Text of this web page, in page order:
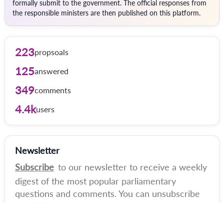
formally submit to the government. The official responses from
the responsible ministers are then published on this platform.
223propsoals
125answered
349comments
4.4kusers
Newsletter
Subscribe to our newsletter to receive a weekly
digest of the most popular parliamentary
questions and comments. You can unsubscribe